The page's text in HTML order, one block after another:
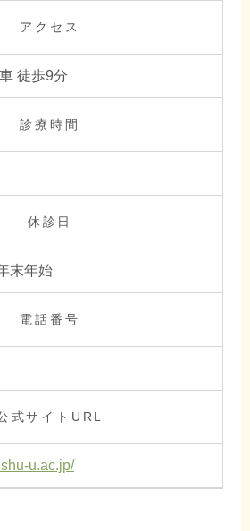
アクセス
徒歩9分
診療時間
休診日
末年始
電話番号
式サイトURL
u.ac.jp/